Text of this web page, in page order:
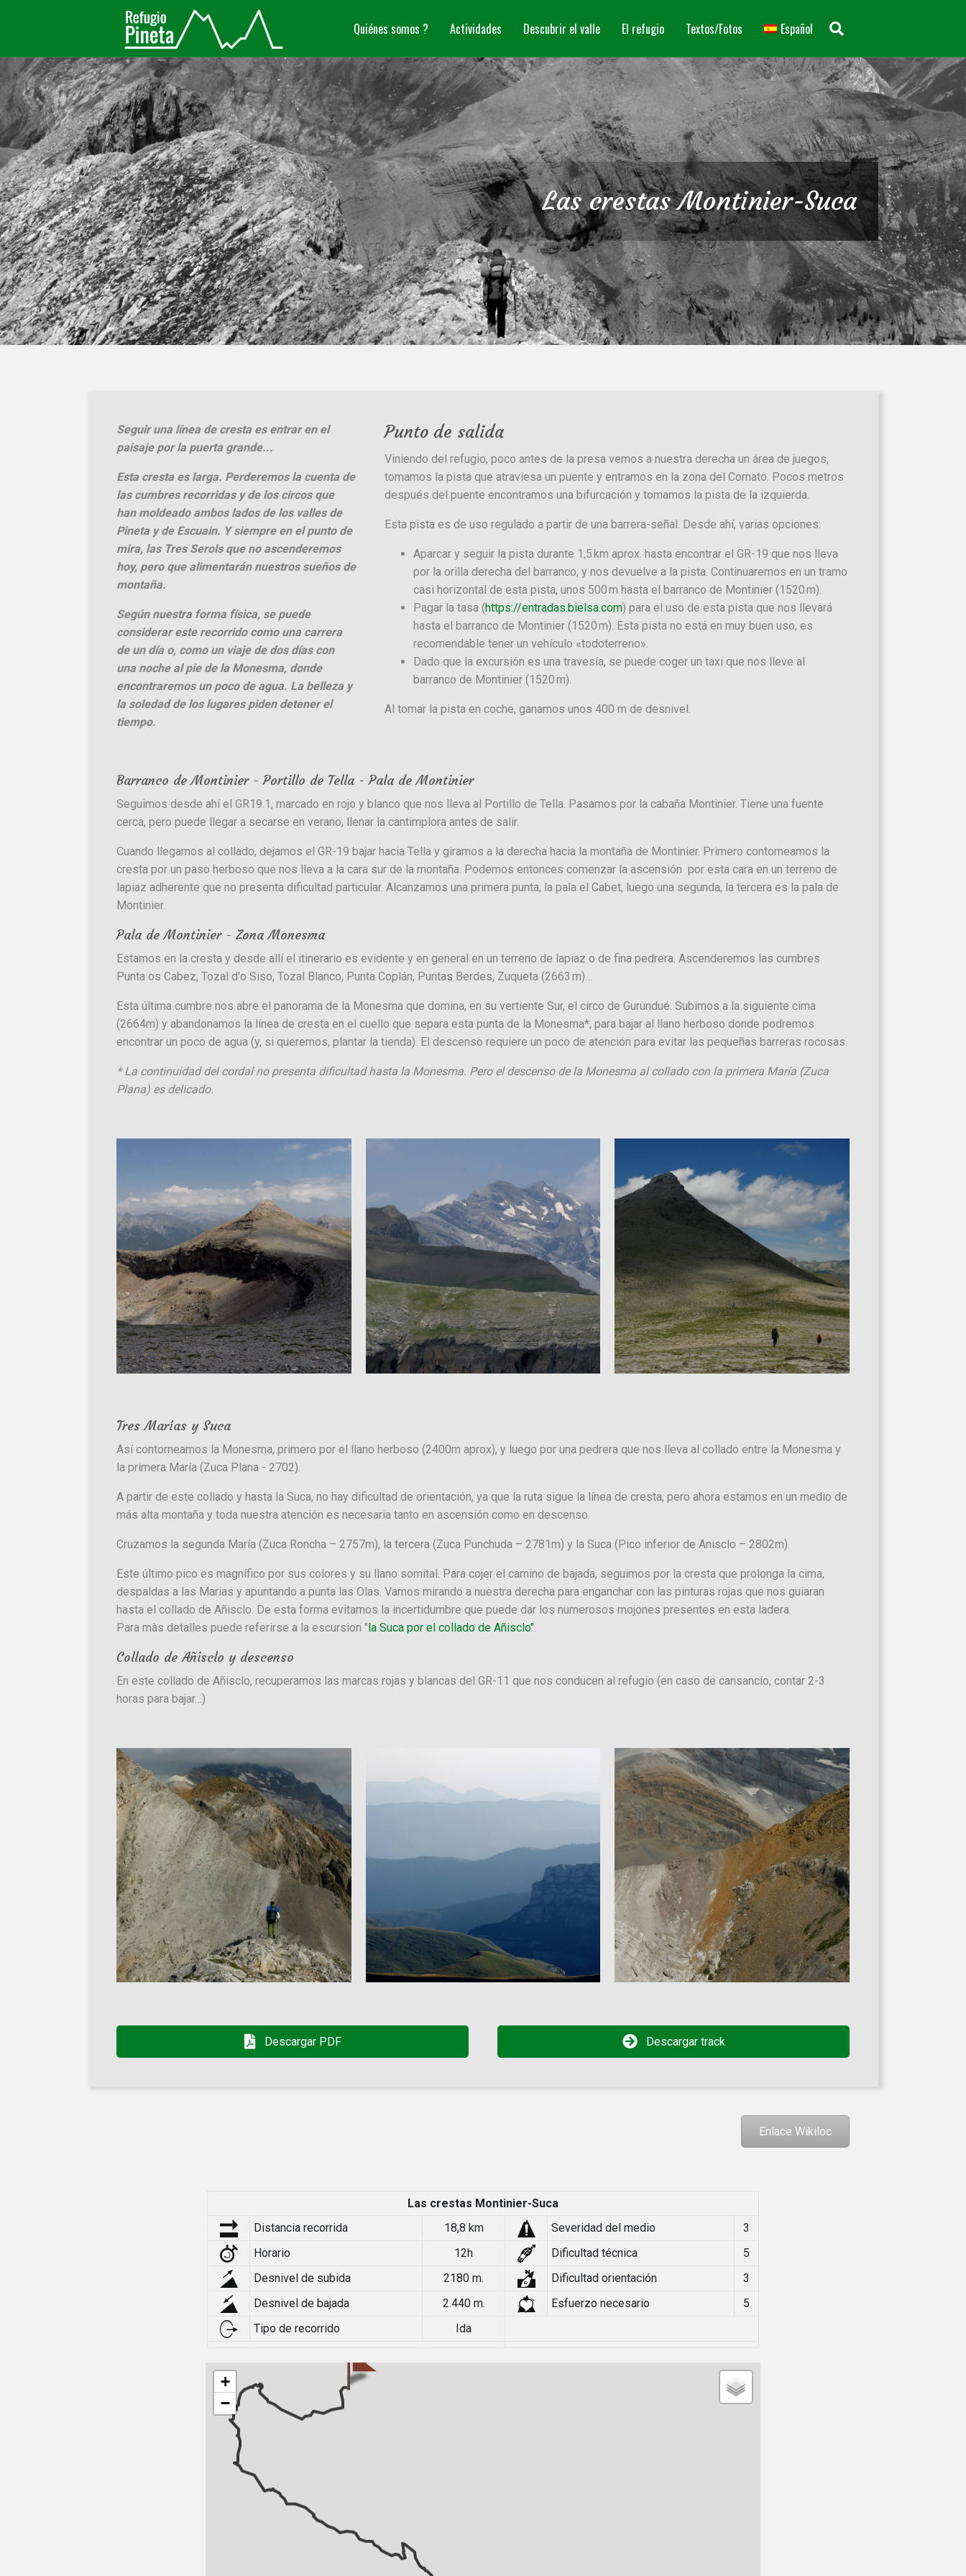
Quiénes somos ? Actividades Descubrir el valle El refugio Textos/Fotos Español
Las crestas Montinier-Suca
Seguir una línea de cresta es entrar en el
paisaje por la puerta grande...
Esta cresta es larga. Perderemos la cuenta de
las cumbres recorridas y de los circos que
han moldeado ambos lados de los valles de
Pineta y de Escuain. Y siempre en el punto de
mira, las Tres Serols que no ascenderemos
hoy, pero que alimentarán nuestros sueños de
montaña.
Según nuestra forma física, se puede
considerar este recorrido como una carrera
de un día o, como un viaje de dos días con
una noche al pie de la Monesma, donde
encontraremos un poco de agua. La belleza y
la soledad de los lugares piden detener el
tiempo.
Punto de salida
Viniendo del refugio, poco antes de la presa vemos a nuestra derecha un área de juegos,
tomamos la pista que atraviesa un puente y entramos en la zona del Cornato. Pocos metros
después del puente encontramos una bifurcación y tomamos la pista de la izquierda.
Esta pista es de uso regulado a partir de una barrera-señal. Desde ahí, varias opciones:
Aparcar y seguir la pista durante 1,5 km aprox. hasta encontrar el GR-19 que nos lleva
por la orilla derecha del barranco, y nos devuelve a la pista. Continuaremos en un tramo
casi horizontal de esta pista, unos 500 m hasta el barranco de Montinier (1520 m).
Pagar la tasa (https://entradas.bielsa.com) para el uso de esta pista que nos llevará
hasta el barranco de Montinier (1520 m). Esta pista no está en muy buen uso, es
recomendable tener un vehículo «todoterreno».
Dado que la excursión es una travesía, se puede coger un taxi que nos lleve al
barranco de Montinier (1520 m).
Al tomar la pista en coche, ganamos unos 400 m de desnivel.
Barranco de Montinier - Portillo de Tella - Pala de Montinier
Seguimos desde ahí el GR19.1, marcado en rojo y blanco que nos lleva al Portillo de Tella. Pasamos por la cabaña Montinier. Tiene una fuente
cerca, pero puede llegar a secarse en verano, llenar la cantimplora antes de salir.
Cuando llegamos al collado, dejamos el GR-19 bajar hacia Tella y giramos a la derecha hacia la montaña de Montinier. Primero contorneamos la
cresta por un paso herboso que nos lleva a la cara sur de la montaña. Podemos entonces comenzar la ascensión por esta cara en un terreno de
lapiaz adherente que no presenta dificultad particular. Alcanzamos una primera punta, la pala el Cabet, luego una segunda, la tercera es la pala de
Montinier.
Pala de Montinier - Zona Monesma
Estamos en la cresta y desde allí el itinerario es evidente y en general en un terreno de lapiaz o de fina pedrera. Ascenderemos las cumbres
Punta os Cabez, Tozal d'o Siso, Tozal Blanco, Punta Coplán, Puntas Berdes, Zuqueta (2663 m)…
Esta última cumbre nos abre el panorama de la Monesma que domina, en su vertiente Sur, el circo de Gurundué. Subimos a la siguiente cima
(2664m) y abandonamos la línea de cresta en el cuello que separa esta punta de la Monesma*, para bajar al llano herboso donde podremos
encontrar un poco de agua (y, si queremos, plantar la tienda). El descenso requiere un poco de atención para evitar las pequeñas barreras rocosas.
* La continuidad del cordal no presenta dificultad hasta la Monesma. Pero el descenso de la Monesma al collado con la primera María (Zuca
Plana) es delicado.
Tres Marías y Suca
Así contorneamos la Monesma, primero por el llano herboso (2400m aprox), y luego por una pedrera que nos lleva al collado entre la Monesma y
la primera María (Zuca Plana - 2702).
A partir de este collado y hasta la Suca, no hay dificultad de orientación, ya que la ruta sigue la línea de cresta, pero ahora estamos en un medio de
más alta montaña y toda nuestra atención es necesaria tanto en ascensión como en descenso.
Cruzamos la segunda María (Zuca Roncha – 2757m), la tercera (Zuca Punchuda – 2781m) y la Suca (Pico inferior de Anisclo – 2802m).
Este último pico es magnífico por sus colores y su llano somital. Para cojer el camino de bajada, seguimos por la cresta que prolonga la cima,
despaldas a las Marias y apuntando a punta las Olas. Vamos mirando a nuestra derecha para enganchar con las pinturas rojas que nos guiaran
hasta el collado de Añisclo. De esta forma evitamos la incertidumbre que puede dar los numerosos mojones presentes en esta ladera.
Para màs detalles puede referirse a la escursion "la Suca por el collado de Añisclo"
Collado de Añisclo y descenso
En este collado de Añisclo, recuperamos las marcas rojas y blancas del GR-11 que nos conducen al refugio (en caso de cansancio, contar 2-3
horas para bajar…)
Descargar PDF Descargar track
Enlace Wikiloc
Las crestas Montinier-Suca
Distancia recorrida
18,8 km Severidad del medio
3
Horario
12h Dificultad técnica
5
Desnivel de subida
2180 m. Dificultad orientación
3
Desnivel de bajada
2.440 m. Esfuerzo necesario
5
Tipo de recorrido
Ida
+
−